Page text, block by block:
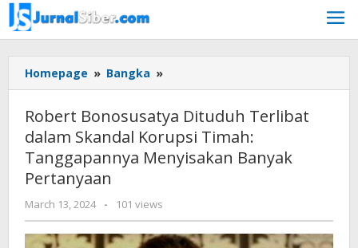
Skip
to
content
Homepage » Bangka »
Bonosusatya
Terlibat
dalam
Skandal
Korupsi
Menyisakan
Banyak
Robert Bonosusatya Dituduh Terlibat
dalam Skandal Korupsi Timah:
Tanggapannya Menyisakan Banyak
Pertanyaan
March 13, 2024
by
Jurnalsiber
- 101 views